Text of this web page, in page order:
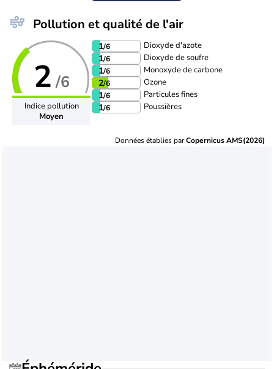
Pollution et qualité de l'air
2 /6
Indice pollution
Moyen
1/6 Dioxyde d'azote
1/6 Dioxyde de soufre
1/6 Monoxyde de carbone
2/6 Ozone
1/6 Particules fines
1/6 Poussières
Données établies parCopernicus AMS(2026)